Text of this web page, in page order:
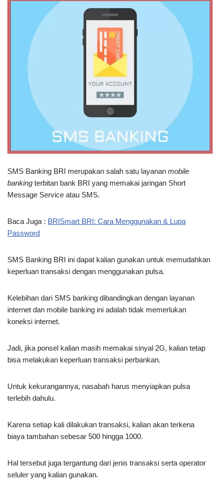
SMS Banking BRI merupakan salah satu layanan mobile
banking terbitan bank BRI yang memakai jaringan Short
Message Service atau SMS.
Baca Juga : BRISmart BRI: Cara Menggunakan & Lupa
Password
SMS Banking BRI ini dapat kalian gunakan untuk memudahkan
keperluan transaksi dengan menggunakan pulsa.
Kelebihan dari SMS banking dibandingkan dengan layanan
internet dan mobile banking ini adalah tidak memerlukan
koneksi internet.
Jadi, jika ponsel kalian masih memakai sinyal 2G, kalian tetap
bisa melakukan keperluan transaksi perbankan.
Untuk kekurangannya, nasabah harus menyiapkan pulsa
terlebih dahulu.
Karena setiap kali dilakukan transaksi, kalian akan terkena
biaya tambahan sebesar 500 hingga 1000.
Hal tersebut juga tergantung dari jenis transaksi serta operator
seluler yang kalian gunakan.